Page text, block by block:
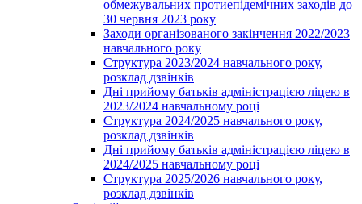
обмежувальних протиепідемічних заходів до
30 червня 2023 року
Заходи організованого закінчення 2022/2023
навчального року
Структура 2023/2024 навчального року,
розклад дзвінків
Дні прийому батьків адміністрацією ліцею в
2023/2024 навчальному році
Структура 2024/2025 навчального року,
розклад дзвінків
Дні прийому батьків адміністрацією ліцею в
2024/2025 навчальному році
Структура 2025/2026 навчального року,
розклад дзвінків